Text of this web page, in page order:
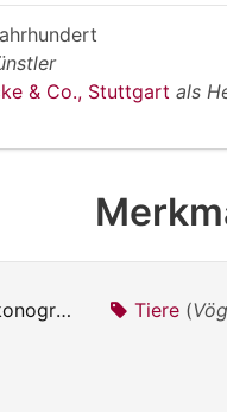
& Co., Stuttgart als
Ikonografie: Tiere(